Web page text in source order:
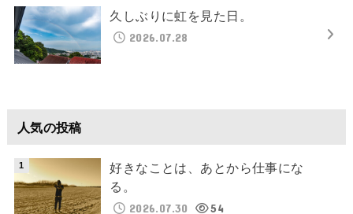
久しぶりに虹を見た日。
2026.07.28
人気の投稿
好きなことは、あとから仕事にな
る。
2026.07.30
54